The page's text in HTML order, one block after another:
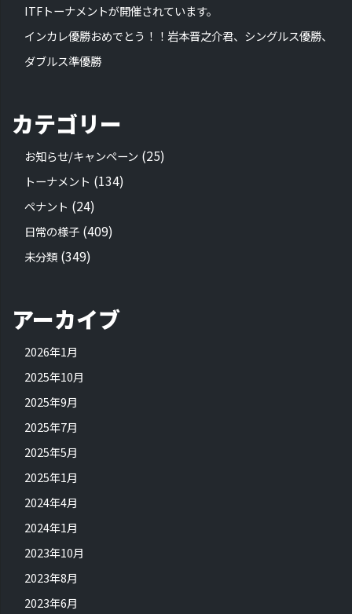
ITFトーナメントが開催されています。
インカレ優勝おめでとう！！岩本晋之介君、シングルス優勝、
ダブルス準優勝
カテゴリー
お知らせ/キャンペーン (25)
トーナメント (134)
ペナント (24)
日常の様子 (409)
未分類 (349)
アーカイブ
2026年1月
2025年10月
2025年9月
2025年7月
2025年5月
2025年1月
2024年4月
2024年1月
2023年10月
2023年8月
2023年6月